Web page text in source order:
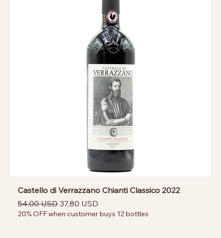
Castello di Verrazzano Chianti Classico 2022
Prezzo regolare
54,00 USD Prezzo scontato
37,80 USD
20% OFF when customer buys 12 bottles